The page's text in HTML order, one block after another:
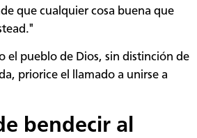
que cualquier cosa buena que
el pueblo de Dios, sin distinción de
priorice el llamado a unirse a
bendecir al